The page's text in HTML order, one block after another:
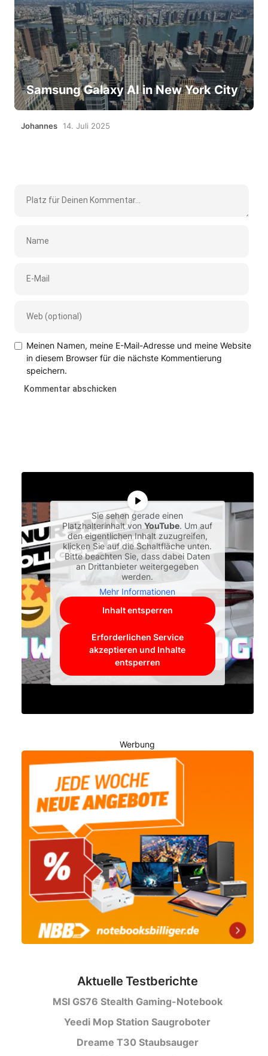
Samsung Galaxy AI in New York City
Johannes 14. Juli 2025
Meinen Namen, meine E-Mail-Adresse und meine Website
in diesem Browser für die nächste Kommentierung
speichern.
Sie sehen gerade einen
Platzhalterinhalt vonYouTube. Um auf
den eigentlichen Inhalt zuzugreifen,
klicken Sie auf die Schaltfläche unten.
Bitte beachten Sie, dass dabei Daten
an Drittanbieter weitergegeben
werden.
Mehr Informationen
Inhalt entsperren
Erforderlichen Service
akzeptieren und Inhalte
entsperren
Werbung
Aktuelle Testberichte
MSI GS76 Stealth Gaming-Notebook
Yeedi Mop Station Saugroboter
Dreame T30 Staubsauger